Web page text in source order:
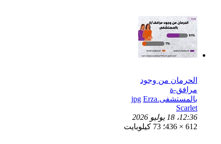
الحرمان من وجود
مرافق-ة
بالمستشفى.jpgErza
Scarlet
12:36، 18 يوليو 2026
612 × 436؛ 73 كيلوبايت